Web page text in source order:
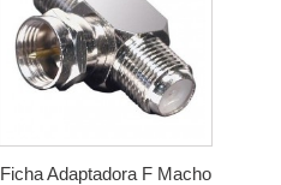
Ficha Adaptadora F Macho